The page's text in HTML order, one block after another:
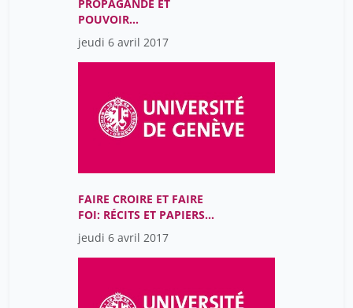
PROPAGANDE ET
POUVOIR
MONARCHIQUE (15E-17E
SIÈCLES)
jeudi 6 avril 2017
FAIRE CROIRE ET FAIRE
FOI: RÉCITS ET PAPIERS
DE L’IDENTITÉ
jeudi 6 avril 2017